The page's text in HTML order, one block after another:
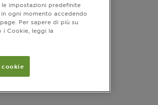
le impostazioni predefinite
ogni momento accedendo
Per sapere di più su
Cookie, leggi la